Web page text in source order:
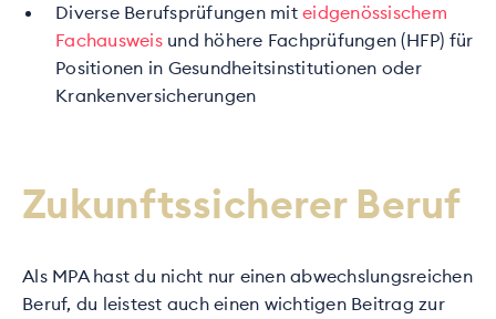
Diverse Berufsprüfungen mit eidgenössischem
Fachausweisund höhere Fachprüfungen (HFP) für
Positionen in Gesundheitsinstitutionen oder
Krankenversicherungen
Zukunftssicherer Beruf
Als MPA hast du nicht nur einen abwechslungsreichen
Beruf, du leistest auch einen wichtigen Beitrag zur